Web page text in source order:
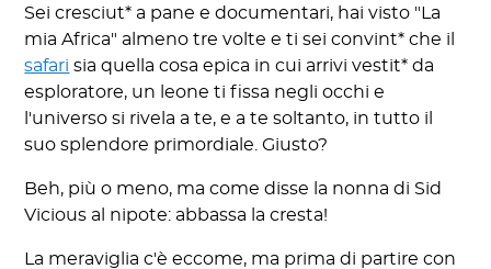
Sei cresciut* a pane e documentari, hai visto "La
mia Africa" almeno tre volte e ti sei convint* che il
safari sia quella cosa epica in cui arrivi vestit* da
esploratore, un leone ti fissa negli occhi e
l'universo si rivela a te, e a te soltanto, in tutto il
suo splendore primordiale. Giusto?
Beh, più o meno, ma come disse la nonna di Sid
Vicious al nipote: abbassa la cresta!
La meraviglia c'è eccome, ma prima di partire con